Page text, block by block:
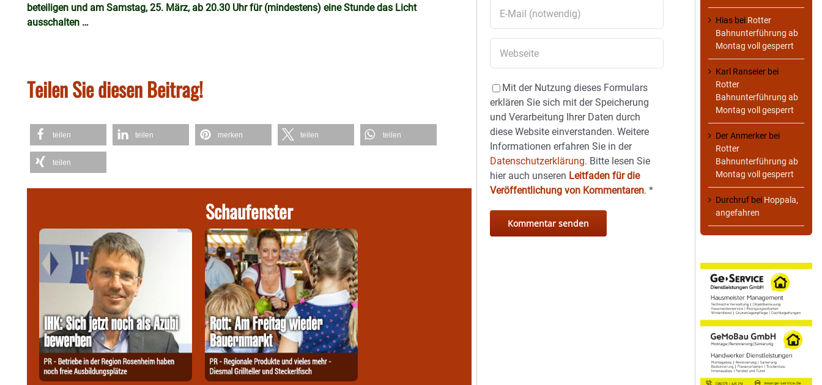
beteiligen und am Samstag, 25. März, ab 20.30 Uhr für (mindestens) eine Stunde das Licht
ausschalten …
Teilen Sie diesen Beitrag!
teilen teilen merken teilen teilen
teilen
Schaufenster
Mit der Nutzung dieses Formulars
erklären Sie sich mit der Speicherung
und Verarbeitung Ihrer Daten durch
diese Website einverstanden. Weitere
Informationen erfahren Sie in der
Datenschutzerklärung. Bitte lesen Sie
hier auch unseren Leitfaden für die
Veröffentlichung von Kommentaren.*
Hias bei Rotter
Bahnunterführung ab
Montag voll gesperrt
Karl Ranseier bei
Rotter
Bahnunterführung ab
Montag voll gesperrt
Der Anmerker bei
Rotter
Bahnunterführung ab
Montag voll gesperrt
Durchruf bei Hoppala,
angefahren